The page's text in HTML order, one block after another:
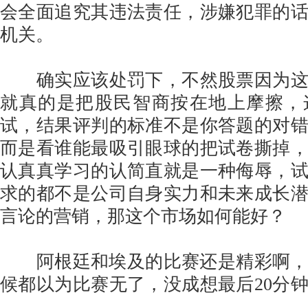
会全面追究其违法责任，涉嫌犯罪的
机关。
确实应该处罚下，不然股票因为这
就真的是把股民智商按在地上摩擦
试，结果评判的标准不是你答题的对
而是看谁能最吸引眼球的把试卷撕掉
认真真学习的认简直就是一种侮辱，
求的都不是公司自身实力和未来成长
言论的营销，那这个市场如何能好？
阿根廷和埃及的比赛还是精彩啊，
候都以为比赛无了，没成想最后20分